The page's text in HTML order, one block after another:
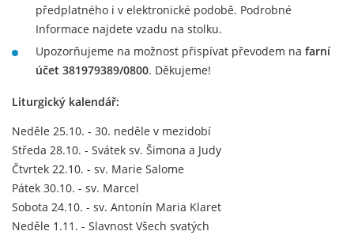
předplatného i v elektronické podobě. Podrobné
Informace najdete vzadu na stolku.
Upozorňujeme na možnost přispívat převodem na farní
účet 381979389/0800. Děkujeme!
Liturgický kalendář:
Neděle 25.10. - 30. neděle v mezidobí
Středa 28.10. - Svátek sv. Šimona a Judy
Čtvrtek 22.10. - sv. Marie Salome
Pátek 30.10. - sv. Marcel
Sobota 24.10. - sv. Antonín Maria Klaret
Neděle 1.11. - Slavnost Všech svatých